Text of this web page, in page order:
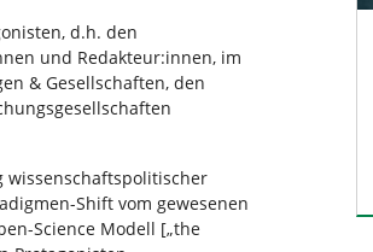
d.h. den
und Redakteur:innen, im
& Gesellschaften, den
wissenschaftspolitischer
Shift vom gewesenen
Science Modell [„the